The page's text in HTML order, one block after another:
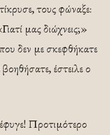
τους φώναξε:
μας διώχνεις;»
δεν με σκεφθήκατε
έστειλε ο
Προτιμότερο